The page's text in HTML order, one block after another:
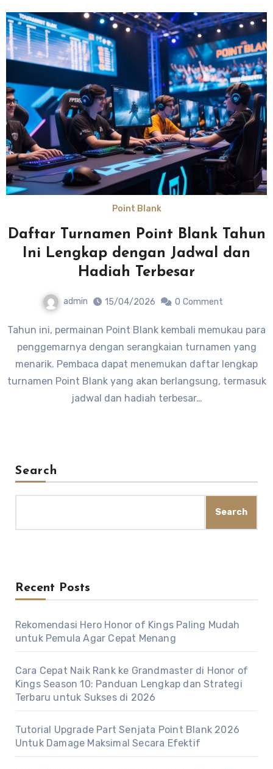
Point Blank
Daftar Turnamen Point Blank Tahun
Ini Lengkap dengan Jadwal dan
Hadiah Terbesar
admin 15/04/2026 0 Comment
Tahun ini, permainan Point Blank kembali memukau para
penggemarnya dengan serangkaian turnamen yang
menarik. Pembaca dapat menemukan daftar lengkap
turnamen Point Blank yang akan berlangsung, termasuk
jadwal dan hadiah terbesar…
Search
Search
Recent Posts
Rekomendasi Hero Honor of Kings Paling Mudah
untuk Pemula Agar Cepat Menang
Cara Cepat Naik Rank ke Grandmaster di Honor of
Kings Season 10: Panduan Lengkap dan Strategi
Terbaru untuk Sukses di 2026
Tutorial Upgrade Part Senjata Point Blank 2026
Untuk Damage Maksimal Secara Efektif